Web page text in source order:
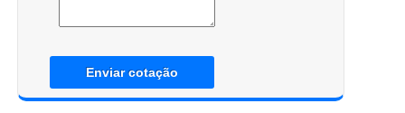
Enviar cotação